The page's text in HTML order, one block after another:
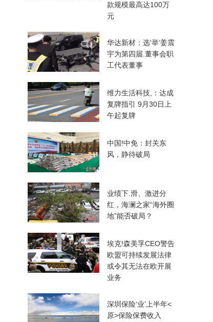
款规模最高达100万
元
华达新材：选‘举’姜震
宇为第四届.董事会职
工代表董事
维力生活科技,：达成
复牌指引 9月30日上
午起复牌
中国!中免：封关东
风，静待破局
业绩下.滑、激进分
红，海澜之家“海外圈
地”能否破局？
埃克!森美孚CEO警告
欧盟可持续发展法律
或令其无法在欧开展
业务
深圳保险‘业’上半年<
原>保险保费收入